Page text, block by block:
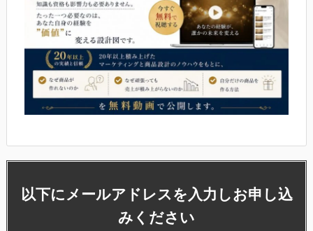
以下にメールアドレスを入力しお申し込
みください